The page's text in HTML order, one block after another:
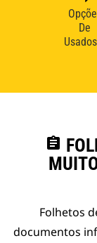
De
Usados
assignment
Folhetos
documentos